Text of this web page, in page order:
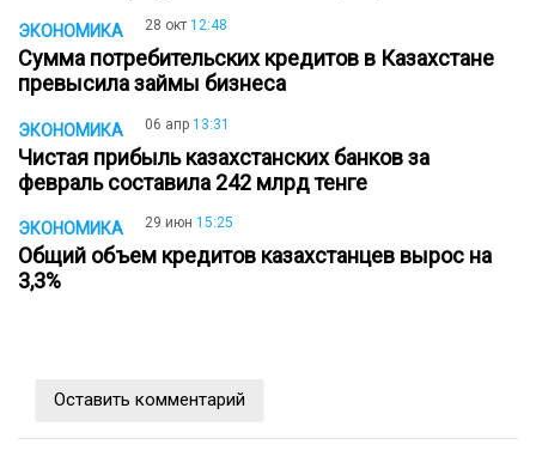
ЭКОНОМИКА 28 окт 12:48
Сумма потребительских кредитов в Казахстане
превысила займы бизнеса
ЭКОНОМИКА 06 апр 13:31
Чистая прибыль казахстанских банков за
февраль составила 242 млрд тенге
ЭКОНОМИКА 29 июн 15:25
Общий объем кредитов казахстанцев вырос на
3,3%
Оставить комментарий